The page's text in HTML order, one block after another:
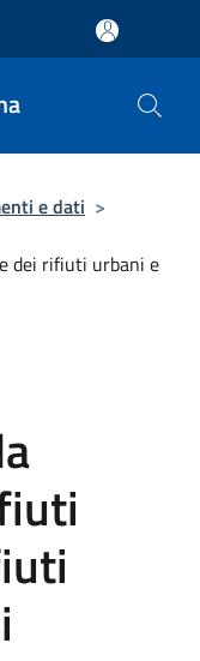
e dati >
dei rifiuti urbani e